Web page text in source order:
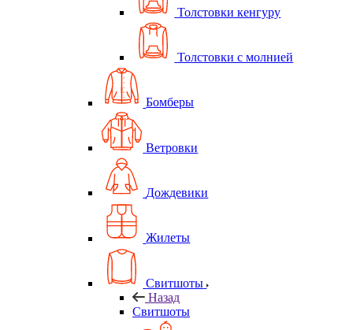
Толстовки кенгуру
Толстовки с молнией
Бомберы
Ветровки
Дождевики
Жилеты
Свитшоты
Назад
Свитшоты